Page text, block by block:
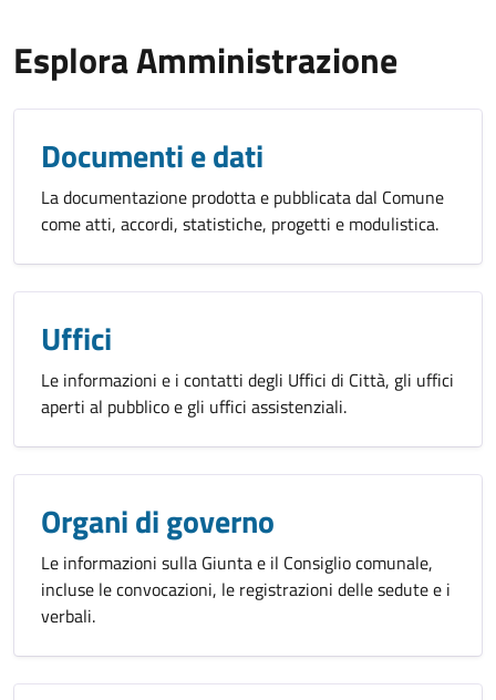
Esplora Amministrazione
Documenti e dati
La documentazione prodotta e pubblicata dal Comune
come atti, accordi, statistiche, progetti e modulistica.
Uffici
Le informazioni e i contatti degli Uffici di Città, gli uffici
aperti al pubblico e gli uffici assistenziali.
Organi di governo
Le informazioni sulla Giunta e il Consiglio comunale,
incluse le convocazioni, le registrazioni delle sedute e i
verbali.